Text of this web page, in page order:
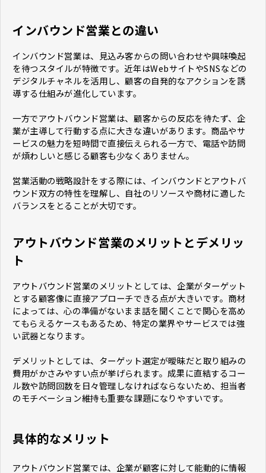
インバウンド営業との違い
インバウンド営業は、見込み客からの問い合わせや興味喚起
を待つスタイルが特徴です。近年はWebサイトやSNSなどの
デジタルチャネルを活用し、顧客の自発的なアクションを誘
導する仕組みが進化しています。
一方でアウトバウンド営業は、顧客からの反応を待たず、企
業が主導して行動する点に大きな違いがあります。商品やサ
ービスの魅力を短時間で直接伝えられる一方で、電話や訪問
が煩わしいと感じる顧客も少なくありません。
営業活動の戦略設計をする際には、インバウンドとアウトバ
ウンド双方の特性を理解し、自社のリソースや商材に適した
バランスをとることが大切です。
アウトバウンド営業のメリットとデメリッ
ト
アウトバウンド営業のメリットとしては、企業がターゲット
とする顧客像に直接アプローチできる点が大きいです。商材
によっては、心の準備がないまま話を聞くことで関心を高め
てもらえるケースもあるため、特定の業界やサービスでは強
い武器となります。
デメリットとしては、ターゲット選定が曖昧だと取り組みの
費用がかさみやすい点が挙げられます。成果に直結するコー
ル数や訪問回数を日々管理しなければならないため、担当者
のモチベーション維持も重要な課題になりやすいです。
具体的なメリット
アウトバウンド営業では、企業が顧客に対して能動的に情報